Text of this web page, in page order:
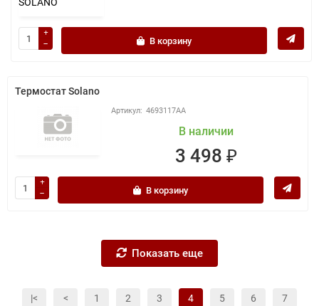
В корзину
Термостат Solano
4693117АА
В наличии
3 498 ₽
В корзину
Показать еще
|< < 1 2 3 4 5 6 7